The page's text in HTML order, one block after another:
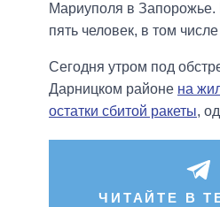
Мариуполя в Запорожье.
пять человек, в том
Сегодня утром под
Дарницком районе на
остатки сбитой ракеты,
ЧИТАЙТЕ В